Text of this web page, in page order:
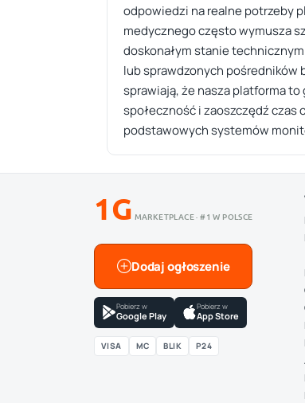
odpowiedzi na realne potrzeby
medycznego często wymusza
doskonałym stanie
lub sprawdzonych pośredników
sprawiają, że nasza platforma
społeczność i zaoszczędź
podstawowych systemów
1G MARKETPLACE · #1 W POLSCE
Dodaj ogłoszenie
Pobierz w
Google Play
Pobierz w
App Store
VISA MC BLIK P24